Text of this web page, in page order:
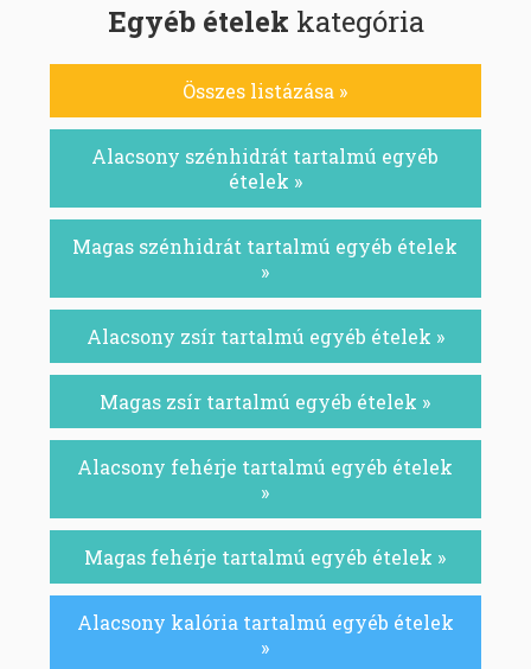
Egyéb ételek kategória
Összes listázása »
Alacsony szénhidrát tartalmú egyéb
ételek »
Magas szénhidrát tartalmú egyéb ételek
»
Alacsony zsír tartalmú egyéb ételek »
Magas zsír tartalmú egyéb ételek »
Alacsony fehérje tartalmú egyéb ételek
»
Magas fehérje tartalmú egyéb ételek »
Alacsony kalória tartalmú egyéb ételek
»